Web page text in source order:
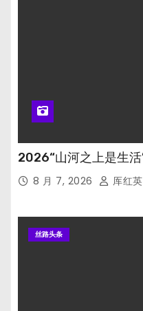
2026“山河之上是生
8 月 7, 2026 厍红英
丝路头条